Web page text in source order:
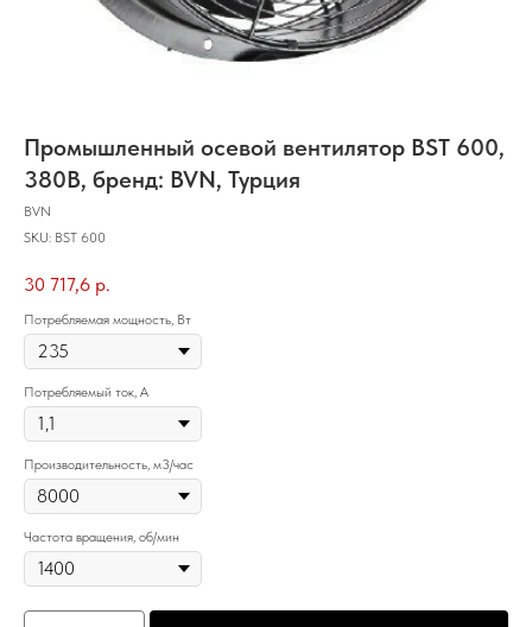
Промышленный осевой вентилятор BST 600,
380В, бренд: BVN, Турция
BVN
SKU: BST 600
30 717,6 р.
Потребляемая мощность, Вт
Потребляемый ток, А
Производительность, м3/час
Частота вращения, об/мин